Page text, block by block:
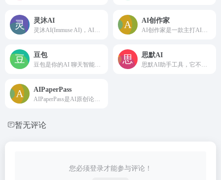
灵沐AI AI创作家
豆包 思默AI
AIPaperPass
暂无评论
您必须登录才能参与评论！